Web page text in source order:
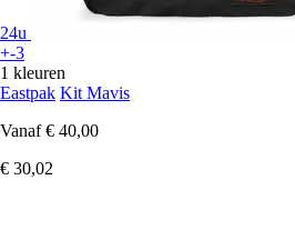
24u
+-3
1 kleuren
Eastpak Kit Mavis
Vanaf € 40,00
€ 30,02